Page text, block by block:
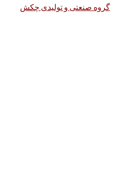
گروه صنعتی و تولیدی چکش